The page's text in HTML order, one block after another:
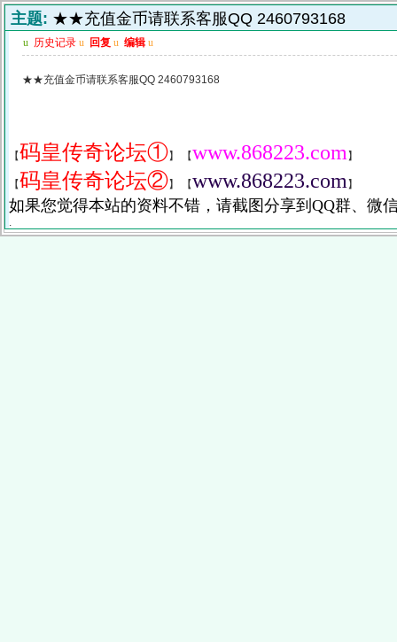
主题: ★★充值金币请联系客服QQ 2460793168
u 历史记录 u 回复 u 编辑 u
★★充值金币请联系客服QQ 2460793168
【码皇传奇论坛①】 【www.868223.com 】
【码皇传奇论坛②】 【www.868223.com 】
如果您觉得本站的资料不错，请截图分享到QQ群、微
.